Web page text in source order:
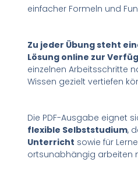
einfacher Formeln und
Zu jeder Übung steht
Lösung online zur
einzelnen Arbeitsschritte
Wissen gezielt vertiefen
Die PDF-Ausgabe eignet
flexible Selbststudium,
Unterricht sowie für
ortsunabhängig arbeiten